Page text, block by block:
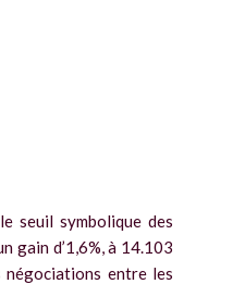
seuil symbolique des
gain d’1,6%, à 14.103
entre les